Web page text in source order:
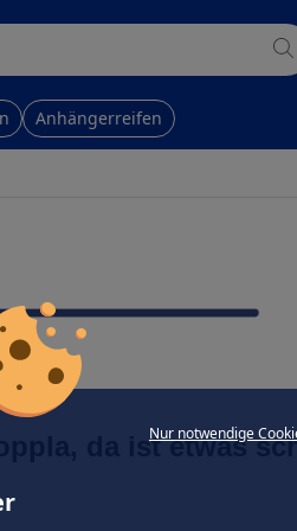
Nur notwendige
Anhängerreifen
da ist etwas